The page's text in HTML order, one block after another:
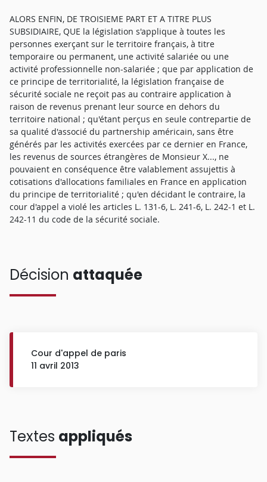
ALORS ENFIN, DE TROISIEME PART ET A TITRE PLUS
SUBSIDIAIRE, QUE la législation s'applique à toutes les
personnes exerçant sur le territoire français, à titre
temporaire ou permanent, une activité salariée ou une
activité professionnelle non-salariée ; que par application de
ce principe de territorialité, la législation française de
sécurité sociale ne reçoit pas au contraire application à
raison de revenus prenant leur source en dehors du
territoire national ; qu'étant perçus en seule contrepartie de
sa qualité d'associé du partnership américain, sans être
générés par les activités exercées par ce dernier en France,
les revenus de sources étrangères de Monsieur X..., ne
pouvaient en conséquence être valablement assujettis à
cotisations d'allocations familiales en France en application
du principe de territorialité ; qu'en décidant le contraire, la
cour d'appel a violé les articles L. 131-6, L. 241-6, L. 242-1 et L.
242-11 du code de la sécurité sociale.
Décision attaquée
Cour d'appel de paris
11 avril 2013
Textes appliqués